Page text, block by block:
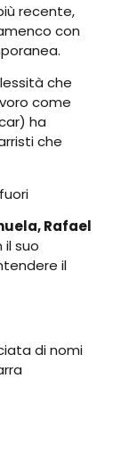
recente,
con
che
come
ha
che
Rafael
il suo
il
di nomi